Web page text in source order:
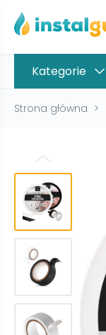
Kategorie
Strona główna >